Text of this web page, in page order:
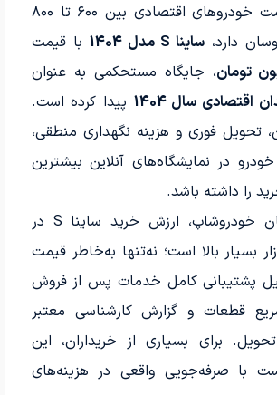
در بازاری که قیمت خودروهای اقتصادی بین ۶۰۰ تا ۸۰۰
دارد، ساینا S مدل 1404
با قیمت
، جایگاه مستحکمی به عنوان
اقتصادی سال 1404
پیدا کرده است.
تحویل فوری و هزینه نگهداری منطقی،
در نمایشگاه‌های آنلاین بیشترین
را داشته باشد.
از دید کارشناسان خودروشاپ، ارزش خرید ساینا S در
بسیار بالا است؛ نه‌تنها به‌خاطر قیمت
پشتیبانی کامل خدمات پس از فروش
قطعات و گزارش کارشناسی معتبر
برای بسیاری از خریداران، این
با صرفه‌جویی واقعی در هزینه‌های